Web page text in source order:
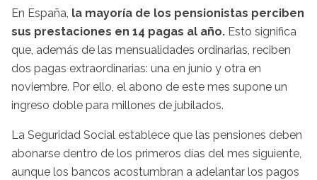
En España, la mayoría de los pensionistas perciben
sus prestaciones en 14 pagas al año. Esto significa
que, además de las mensualidades ordinarias, reciben
dos pagas extraordinarias: una en junio y otra en
noviembre. Por ello, el abono de este mes supone un
ingreso doble para millones de jubilados.
La Seguridad Social establece que las pensiones deben
abonarse dentro de los primeros días del mes siguiente,
aunque los bancos acostumbran a adelantar los pagos